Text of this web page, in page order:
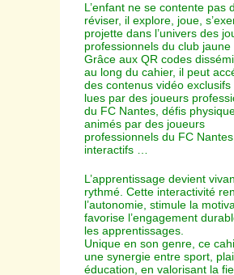
L’enfant ne se contente pas
réviser, il explore, joue,
projette dans l’univers des
professionnels du club jaune
Grâce aux QR codes
au long du cahier, il peut
des contenus vidéo exclusifs
lues par des joueurs
du FC Nantes, défis
animés par des joueurs
professionnels du FC
interactifs …
L’apprentissage devient
rythmé. Cette interactivité
l’autonomie, stimule la
favorise l’engagement
les apprentissages.
Unique en son genre, ce
une synergie entre sport,
éducation, en valorisant la